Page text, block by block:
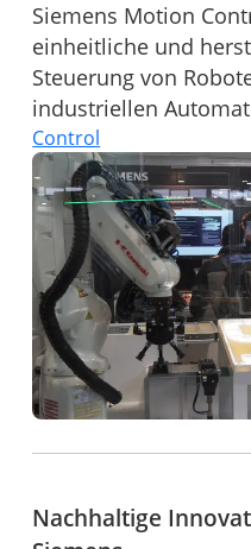
Siemens Motion
einheitliche und
Steuerung von
industriellen
Control
Nachhaltige